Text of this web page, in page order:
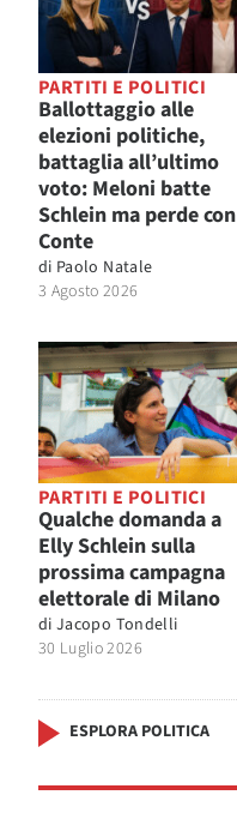
PARTITI E POLITICI
Ballottaggio alle
elezioni politiche,
battaglia all’ultimo
voto: Meloni batte
Schlein ma perde con
Conte
di Paolo Natale
3 Agosto 2026
PARTITI E POLITICI
Qualche domanda a
Elly Schlein sulla
prossima campagna
elettorale di Milano
di Jacopo Tondelli
30 Luglio 2026
ESPLORA POLITICA